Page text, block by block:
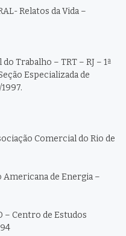
Relatos da Vida –
Trabalho – TRT – RJ – 1ª
Especializada de
Comercial do Rio de
de Energia –
– Centro de Estudos